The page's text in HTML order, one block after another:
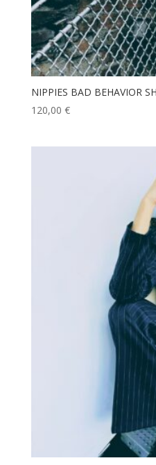
NIPPIES BAD BEHAVIOR
120,00 €